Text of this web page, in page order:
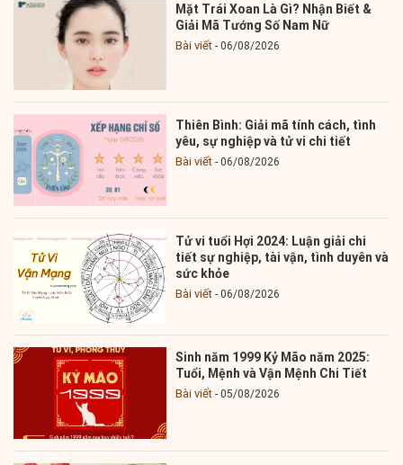
Mặt Trái Xoan Là Gì? Nhận Biết &
Giải Mã Tướng Số Nam Nữ
Bài viết 06/08/2026
Thiên Bình: Giải mã tính cách, tình
yêu, sự nghiệp và tử vi chi tiết
Bài viết 06/08/2026
Tử vi tuổi Hợi 2024: Luận giải chi
tiết sự nghiệp, tài vận, tình duyên và
sức khỏe
Bài viết 06/08/2026
Sinh năm 1999 Kỷ Mão năm 2025:
Tuổi, Mệnh và Vận Mệnh Chi Tiết
Bài viết 05/08/2026